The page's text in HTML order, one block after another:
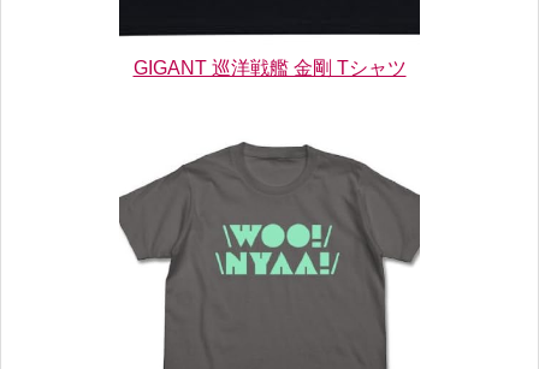
GIGANT 巡洋戦艦 金剛 Tシャツ